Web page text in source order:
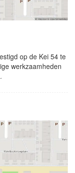
op de Kei 54 te
werkzaamheden